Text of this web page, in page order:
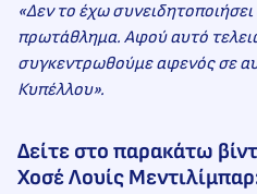
«Δεν το έχω
πρωτάθλημα. Αφού αυτό
συγκεντρωθούμε αφενός σε
Κυπέλλου».
Δείτε στο παρακάτω
Χοσέ Λουίς